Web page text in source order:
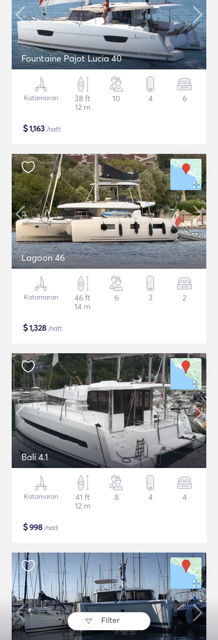
Filter
Fountaine Pajot Lucia 40
Katamaran
38 ft
12 m
10 4 6
$1,163 /natt
Lagoon 46
Katamaran
46 ft
14 m
6 3 2
$1,328 /natt
Bali 4.1
Katamaran
41 ft
12 m
8 4 4
$998 /natt